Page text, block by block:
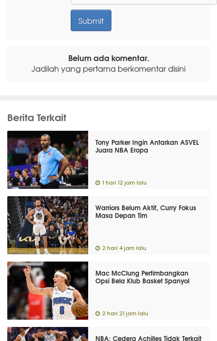
Belum ada komentar.
Jadilah yang pertama berkomentar disini
Berita Terkait
Tony Parker Ingin Antarkan ASVEL
Juara NBA Eropa
1 hari 12 jam lalu
Warriors Belum Aktif, Curry Fokus
Masa Depan Tim
2 hari 4 jam lalu
Mac McClung Pertimbangkan
Opsi Bela Klub Basket Spanyol
2 hari 21 jam lalu
NBA: Cedera Achilles Tidak Terkait